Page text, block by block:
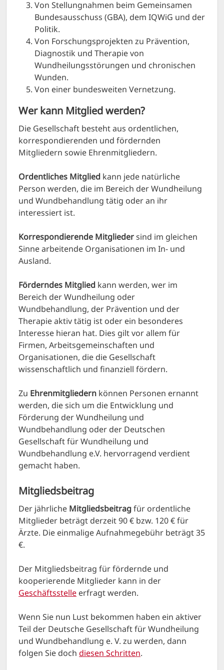
Von Stellungnahmen beim Gemeinsamen
Bundesausschuss (GBA), dem IQWiG und der
Politik.
Von Forschungsprojekten zu Prävention,
Diagnostik und Therapie von
Wundheilungsstörungen und chronischen
Wunden.
Von einer bundesweiten Vernetzung.
Wer kann Mitglied werden?
Die Gesellschaft besteht aus ordentlichen,
korrespondierenden und fördernden
Mitgliedern sowie Ehrenmitgliedern.
Ordentliches Mitglied kann jede natürliche
Person werden, die im Bereich der Wundheilung
und Wundbehandlung tätig oder an ihr
interessiert ist.
Korrespondierende Mitgliedersind im gleichen
Sinne arbeitende Organisationen im In- und
Ausland.
Förderndes Mitglied kann werden, wer im
Bereich der Wundheilung oder
Wundbehandlung, der Prävention und der
Therapie aktiv tätig ist oder ein besonderes
Interesse hieran hat. Dies gilt vor allem für
Firmen, Arbeitsgemeinschaften und
Organisationen, die die Gesellschaft
wissenschaftlich und finanziell fördern.
Zu Ehrenmitgliedern können Personen ernannt
werden, die sich um die Entwicklung und
Förderung der Wundheilung und
Wundbehandlung oder der Deutschen
Gesellschaft für Wundheilung und
Wundbehandlung e.V. hervorragend verdient
gemacht haben.
Mitgliedsbeitrag
Der jährliche Mitgliedsbeitragfür ordentliche
Mitglieder beträgt derzeit 90 € bzw. 120 € für
Ärzte. Die einmalige Aufnahmegebühr beträgt 35
€.
Der Mitgliedsbeitrag für fördernde und
kooperierende Mitglieder kann in der
Geschäftsstelle erfragt werden.
Wenn Sie nun Lust bekommen haben ein aktiver
Teil der Deutsche Gesellschaft für Wundheilung
und Wundbehandlung e. V. zu werden, dann
folgen Sie doch diesen Schritten.